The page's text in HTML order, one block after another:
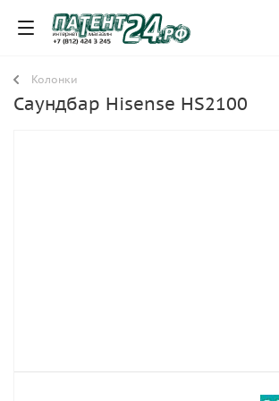
Колонки
Саундбар Hisense HS2100